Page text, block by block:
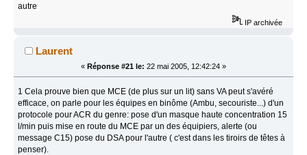
autre
IP archivée
Laurent
« Réponse #21 le: 22 mai 2005, 12:42:24 »
1 Cela prouve bien que MCE (de plus sur un lit) sans VA peut s'avéré
efficace, on parle pour les équipes en binôme (Ambu, secouriste...) d'un
protocole pour ACR du genre: pose d'un masque haute concentration 15
l/min puis mise en route du MCE par un des équipiers, alerte (ou
message C15) pose du DSA pour l'autre ( c'est dans les tiroirs de têtes à
penser).